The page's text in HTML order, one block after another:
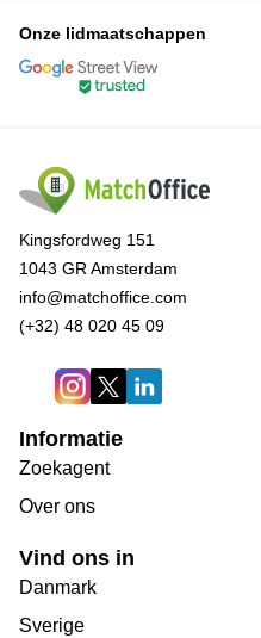
Onze lidmaatschappen
Kingsfordweg 151
1043 GR Amsterdam
info@matchoffice.com
(+32) 48 020 45 09
Informatie
Zoekagent
Over ons
Vind ons in
Danmark
Sverige